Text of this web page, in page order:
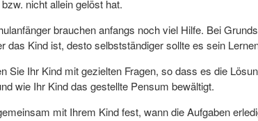
nicht allein gelöst hat.
brauchen anfangs noch viel Hilfe. Bei
das Kind ist, desto selbstständiger sollte es sein
Sie Ihr Kind mit gezielten Fragen, so dass es die
wie Ihr Kind das gestellte Pensum bewältigt.
mit Ihrem Kind fest, wann die Aufgaben